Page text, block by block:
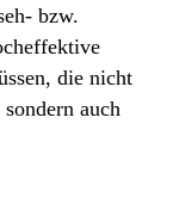
bzw.
die nicht
auch